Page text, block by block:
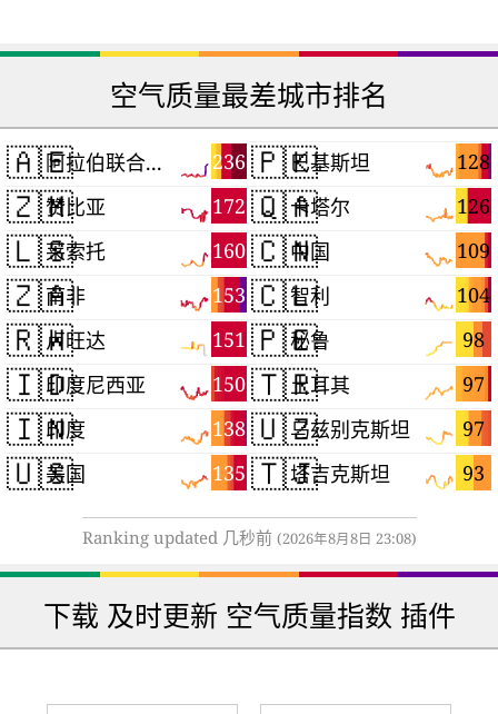
空气质量最差城市排名
🇦🇪 236
阿拉伯联合酋长国
🇿🇲 172
赞比亚
🇱🇸 160
莱索托
🇿🇦 153
南非
🇷🇼 151
卢旺达
🇮🇩 150
印度尼西亚
🇮🇳 138
印度
🇺🇸 135
美国
🇵🇰 128
巴基斯坦
🇶🇦 126
卡塔尔
🇨🇳 109
中国
🇨🇱 104
智利
🇵🇪 98
秘鲁
🇹🇷 97
土耳其
🇺🇿 97
乌兹别克斯坦
🇹🇯 93
塔吉克斯坦
Ranking updated 几秒前 (2026年8月8日 23:08)
下载 及时更新 空气质量指数 插件